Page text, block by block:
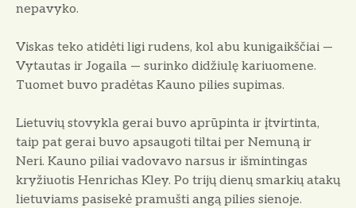
nepavyko.
Viskas teko atidėti ligi rudens, kol abu kunigaikščiai —
Vytautas ir Jo­gaila — surinko didžiulę kariuomene.
Tuomet buvo pradėtas Kauno pilies supimas.
Lietuvių stovykla gerai buvo aprū­pinta ir įtvirtinta,
taip pat gerai buvo apsaugoti tiltai per Nemuną ir
Neri. Kauno piliai vadovavo narsus ir išmin­tingas
kryžiuotis Henrichas Kley. Po trijų dienų smarkių atakų
lietuviams pasisekė pramušti angą pilies sienoje.